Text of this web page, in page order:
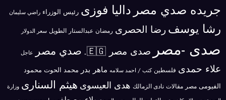
جريده صدي مصر داليا فوزى رئيس الوزراء راضي سليمان
رشا يوسف رضا الحصرى رمضان عبدالستار الطويل سعر الدولار
صدى -مصر صدى مصر 🇪🇬. صدي مصر عاجل
علاء حمدى فلسطين كتب / احمد سلامه ماهر بدر محمد الحوت محمود
الفيومى مصر مقالات نادى الزمالك هدى العيسوى هيثم السنارى وزارة